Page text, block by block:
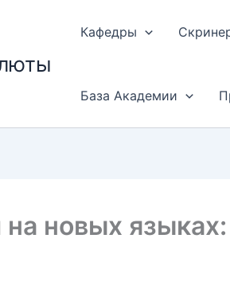
Кафедры
База Академии
новых